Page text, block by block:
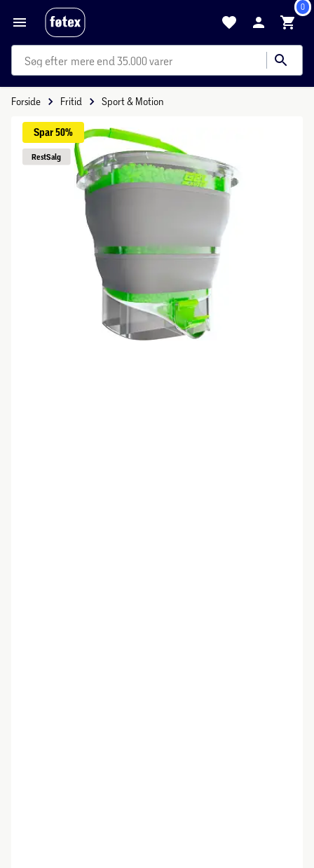
0
mere end 35.000 varer
Forside Fritid Sport & Motion
Spar 50%
RestSalg